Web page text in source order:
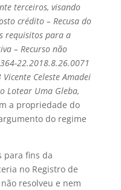
terceiros, visando
crédito – Recusa do
requisitos para a
– Recurso não
22.2018.8.26.0071
Celeste Amadei
Lotear Uma Gleba,
a propriedade do
do regime
para fins da
no Registro de
resolveu e nem